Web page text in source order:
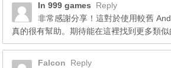
In 999 games
Reply
非常感謝分享！這對於使用較舊
真的很有幫助。期待能在這裡找到更多類似
Falcon
Reply